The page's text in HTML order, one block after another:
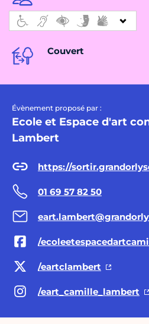
Couvert
Évènement proposé par :
Ecole et Espace d'art
Lambert
01 69 57 82 50
/
/eartclambert
/eart_camille_lambert